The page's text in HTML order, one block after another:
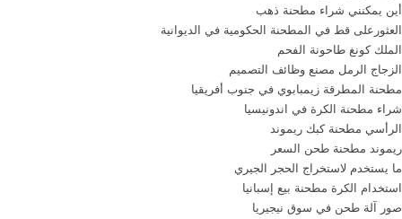
أين يمكنني شراء مطحنة ذهب
العثورعلى قط في المطحنة الحكومية في الديوانية
الملك كونغ طاحونة الفحم
الزجاج الرمل مصنع وظائف التصميم
مطحنة المطرقة زيمبابوي في جنوب أفريقيا
شراء مطحنة الكرة في اندونيسيا
الرأسي مطحنة كبك ريموند
ريموند مطحنة طحن السعر
ما يستخدم لاستخراج الحجر الجيري
استخدام الكرة مطحنة بيع إسبانيا
صور آلة طحن في سوق نيجيريا